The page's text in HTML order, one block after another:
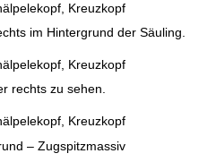
im Hintergrund der Säuling.
rechts zu sehen.
– Zugspitzmassiv